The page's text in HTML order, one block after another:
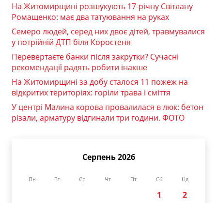
На Житомирщині розшукують 17-річну Світлану
Ромащенко: має два татуювання на руках
Семеро людей, серед них двоє дітей, травмувалися
у потрійній ДТП біля Коростеня
Перевертаєте банки після закрутки? Сучасні
рекомендації радять робити інакше
На Житомирщині за добу сталося 11 пожеж на
відкритих територіях: горіли трава і сміття
У центрі Малина корова провалилася в люк: бетон
різали, арматуру відгинали три години. ФОТО
Серпень 2026
Пн Вт Ср Чт Пт Сб Нд
1
2